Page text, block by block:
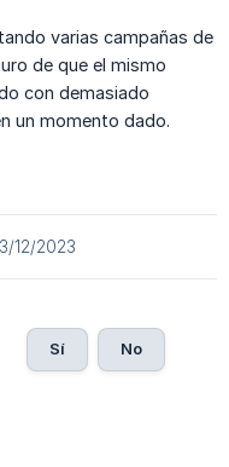
varias campañas de
de que el mismo
con demasiado
un momento dado.
12/2023
Sí No